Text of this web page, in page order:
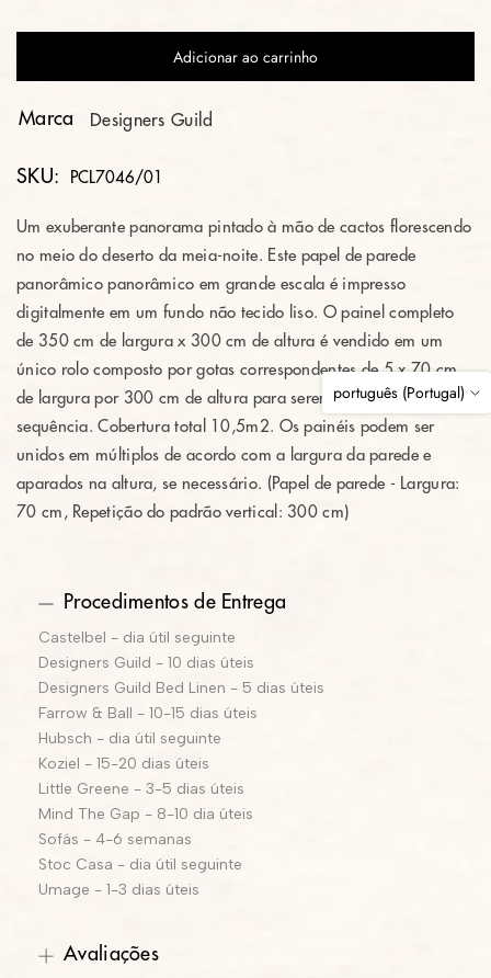
Adicionar ao carrinho
Marca Designers Guild
SKU: PCL7046/01
Um exuberante panorama pintado à mão de cactos florescendo
no meio do deserto da meia-noite. Este papel de parede
panorâmico panorâmico em grande escala é impresso
digitalmente em um fundo não tecido liso. O painel completo
de 350 cm de largura x 300 cm de altura é vendido em um
único rolo composto por gotas correspondentes de 5 x 70 cm
de largura por 300 cm de altura para serem penduradas em
sequência. Cobertura total 10,5m2. Os painéis podem ser
unidos em múltiplos de acordo com a largura da parede e
aparados na altura, se necessário. (Papel de parede - Largura:
70 cm, Repetição do padrão vertical: 300 cm)
Procedimentos de Entrega
Castelbel - dia útil seguinte
Designers Guild - 10 dias úteis
Designers Guild Bed Linen - 5 dias úteis
Farrow & Ball - 10-15 dias úteis
Hubsch - dia útil seguinte
Koziel - 15-20 dias úteis
Little Greene - 3-5 dias úteis
Mind The Gap - 8-10 dia úteis
Sofás - 4-6 semanas
Stoc Casa - dia útil seguinte
Umage - 1-3 dias úteis
Avaliações
português (Portugal)